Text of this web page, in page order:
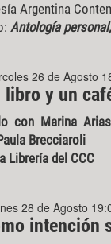
Argentina
Antología personal,
26 de Agosto
libro y un
con Marina
Brecciaroli
Librería del CCC
28 de Agosto
intención